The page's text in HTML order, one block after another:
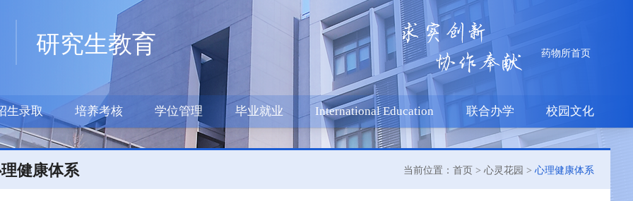
研究生教育 药物所首页
生录取 培养考核 学位管理 毕业就业 International Education 联合办学 校园文化
健康体系 当前位置：首页 > 心灵花园 > 心理健康体系